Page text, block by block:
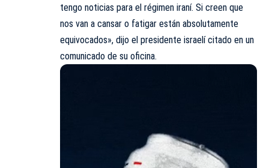
tengo noticias para el régimen iraní. Si creen que
nos van a cansar o fatigar están absolutamente
equivocados», dijo el presidente israelí citado en un
comunicado de su oficina.